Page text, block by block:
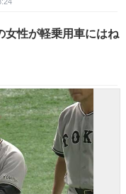
女性が軽乗用車にはね